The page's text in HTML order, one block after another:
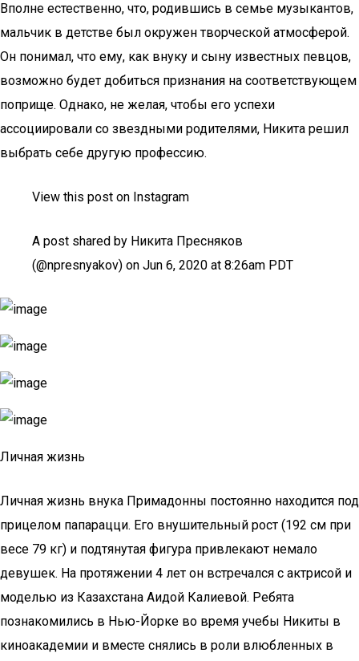
Вполне естественно, что, родившись в семье музыкантов,
мальчик в детстве был окружен творческой атмосферой.
Он понимал, что ему, как внуку и сыну известных певцов,
возможно будет добиться признания на соответствующем
поприще. Однако, не желая, чтобы его успехи
ассоциировали со звездными родителями, Никита решил
выбрать себе другую профессию.
View this post on Instagram
A post shared by Никита Пресняков
(@npresnyakov) on Jun 6, 2020 at 8:26am PDT
Личная жизнь
Личная жизнь внука Примадонны постоянно находится под
прицелом папарацци. Его внушительный рост (192 см при
весе 79 кг) и подтянутая фигура привлекают немало
девушек. На протяжении 4 лет он встречался с актрисой и
моделью из Казахстана Аидой Калиевой. Ребята
познакомились в Нью-Йорке во время учебы Никиты в
киноакадемии и вместе снялись в роли влюбленных в